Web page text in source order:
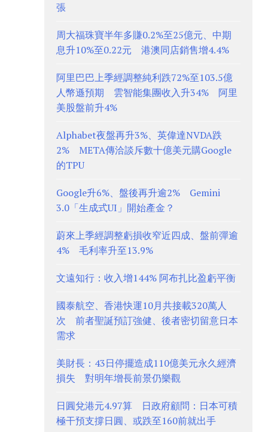
張
周大福珠寶半年多賺0.2%至25億元、中期
息升10%至0.22元 港澳同店銷售增4.4%
阿里巴巴上季經調整純利跌72%至103.5億
人幣遜預期 雲智能集團收入升34% 阿里
美股盤前升4%
Alphabet夜盤再升3%、英偉達NVDA跌
2% META傳洽談斥數十億美元購Google
的TPU
Google升6%、盤後再升逾2% Gemini
3.0「生成式UI」開始產金？
蔚來上季經調整虧損收窄近四成、盤前彈逾
4% 毛利率升至13.9%
文遠知行：收入增144% 阿布扎比盈虧平衡
國泰航空、香港快運10月共接載320萬人
次 前者聖誕預訂強健、後者密切留意日本
需求
美財長：43日停擺造成110億美元永久經濟
損失 對明年增長前景仍樂觀
日圓兌港元4.97算 日政府顧問：日本可積
極干預支撐日圓、或跌至160前就出手